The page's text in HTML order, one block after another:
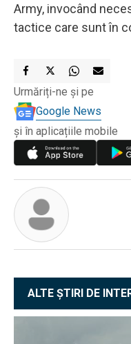
Army, invocând
tactice care sunt în
Urmăriți-ne și pe
Google News
și în aplicațiile mobile
ALTE ȘTIRI DE